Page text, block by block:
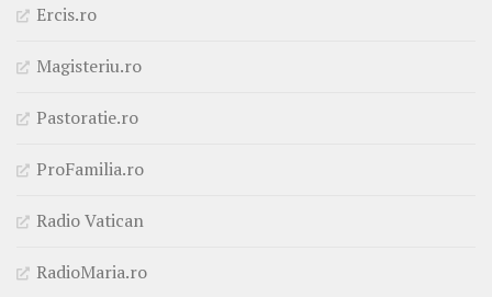
Ercis.ro
Magisteriu.ro
Pastoratie.ro
ProFamilia.ro
Radio Vatican
RadioMaria.ro